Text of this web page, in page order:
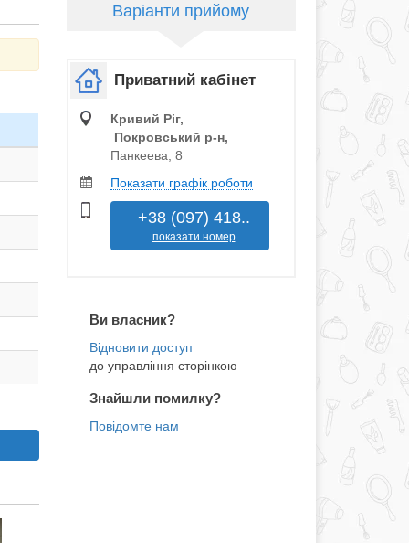
Варіанти прийому
Приватний кабінет
Кривий Ріг,
Покровський р‑н,
Панкеева, 8
Показати графік роботи
+38 (097) 418..
показати номер
Ви власник?
до управління сторінкою
Знайшли помилку?